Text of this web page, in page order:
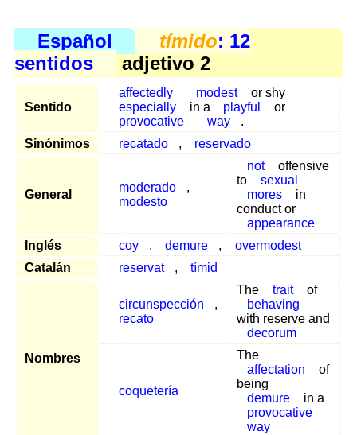
Español tímido: 12
sentidos
adjetivo 2
Sentido
affectedly modest
or shy
especially
in a playful
or
provocative
way
.
Sinónimos
recatado , reservado
General
moderado
,
modesto
not
offensive
to
sexual
mores
in
conduct or
appearance
Inglés
coy , demure ,
overmodest
Catalán
reservat , tímid
Nombres
circunspección
,
recato
The trait
of
behaving
with reserve and
decorum
coquetería
The
affectation
of
being
demure
in a
provocative
way